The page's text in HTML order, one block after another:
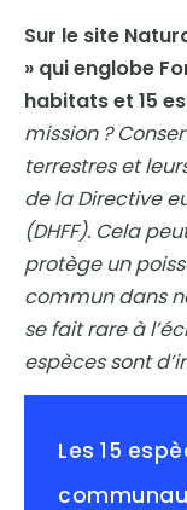
Sur le site
» qui englobe
habitats et 15
mission ?
terrestres et
de la Directive
(DHFF). Cela
protège un
commun dans
se fait rare à
espèces sont
Les 15